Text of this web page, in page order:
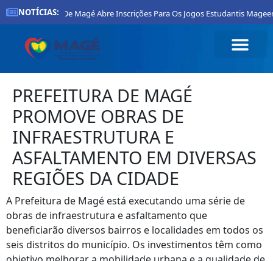
NOTÍCIAS:
Prefeitura De Magé Abre Inscrições Para Os Jogos Estudantis
PREFEITURA DE MAGÉ
PROMOVE OBRAS DE
INFRAESTRUTURA E
ASFALTAMENTO EM DIVERSAS
REGIÕES DA CIDADE
A Prefeitura de Magé está executando uma série de
obras de infraestrutura e asfaltamento que
beneficiarão diversos bairros e localidades em todos os
seis distritos do município. Os investimentos têm como